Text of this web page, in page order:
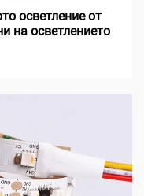
осветление от
на осветлението